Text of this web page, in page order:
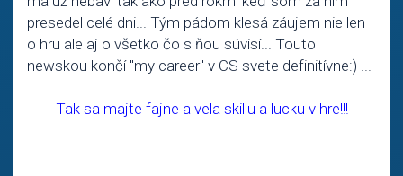
presedel celé dni... Tým pádom klesá záujem nie len
o hru ale aj o všetko čo s ňou súvisí... Touto
newskou končí "my career" v CS svete definitívne:) ...
Tak sa majte fajne a vela skillu a lucku v hre!!!